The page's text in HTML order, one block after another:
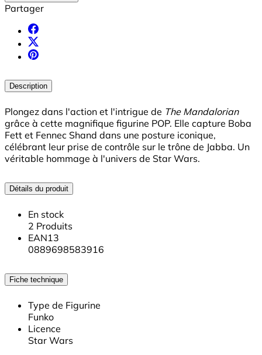
Partager
Description
Plongez dans l'action et l'intrigue de The Mandalorian
grâce à cette magnifique figurine POP. Elle capture Boba
Fett et Fennec Shand dans une posture iconique,
célébrant leur prise de contrôle sur le trône de Jabba. Un
véritable hommage à l'univers de Star Wars.
Détails du produit
En stock
2 Produits
EAN13
0889698583916
Fiche technique
Type de Figurine
Funko
Licence
Star Wars